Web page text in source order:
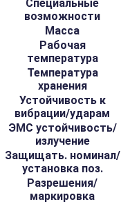
Специальные
возможности
Масса
Рабочая
температура
Температура
хранения
Устойчивость к
вибрации/ударам
ЭМС устойчивость/
излучение
Защищать. номинал/
установка поз.
Разрешения/
маркировка